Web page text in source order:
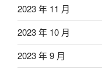
2023 年 11 月
2023 年 10 月
2023 年 9 月